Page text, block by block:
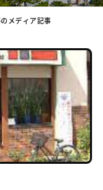
メディア記事